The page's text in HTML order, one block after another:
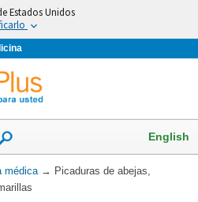
Estados Unidos
English
médica → Picaduras de abejas,